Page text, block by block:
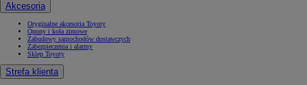
Akcesoria
Oryginalne akcesoria Toyoty
Opony i koła zimowe
Zabudowy samochodów dostawczych
Zabezpieczenia i alarmy
Sklep Toyoty
Strefa klienta